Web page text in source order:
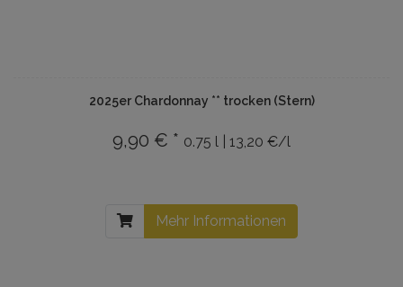
2025er Chardonnay ** trocken (Stern)
9,90 € * 0.75 l | 13,20 €/l
Mehr Informationen